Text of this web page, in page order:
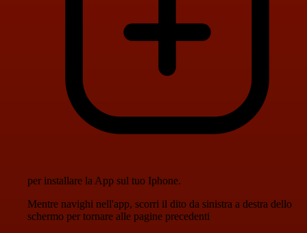
per installare la App sul tuo Iphone.
Mentre navighi nell'app, scorri il dito da sinistra a destra dello
schermo per tornare alle pagine precedenti